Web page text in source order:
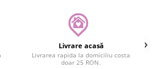
Livrare acasă
Livrarea rapida la domiciliu costa
doar 25 RON.